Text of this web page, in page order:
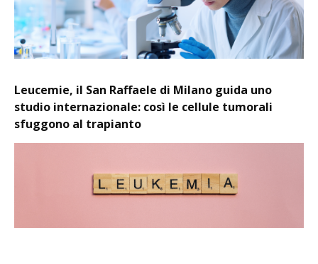
Leucemie, il San Raffaele di Milano guida uno
studio internazionale: così le cellule tumorali
sfuggono al trapianto